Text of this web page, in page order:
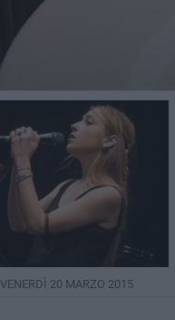
VENERDÌ 20 MARZO 2015